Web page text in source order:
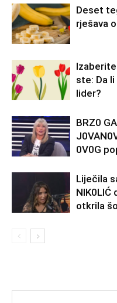
Deset
rješava
ste: Da
lider?
BRZ0
0V0G
Liječila
NlK0LlĆ
otkrila